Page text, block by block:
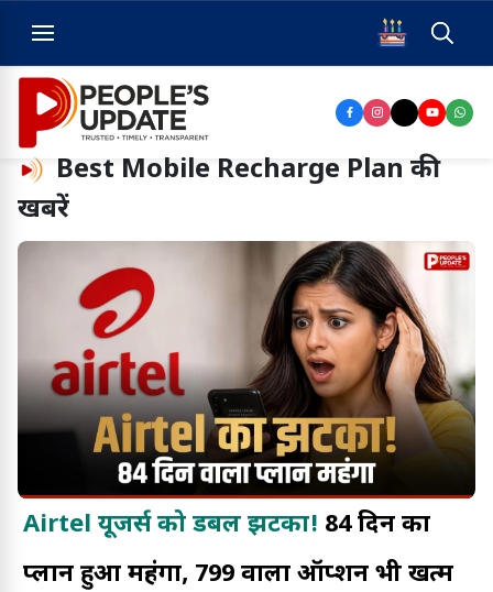
Best Mobile Recharge Plan की
खबरें
Airtel यूजर्स को डबल झटका! 84 दिन का
प्लान हुआ महंगा, ₹799 वाला ऑप्शन भी खत्म